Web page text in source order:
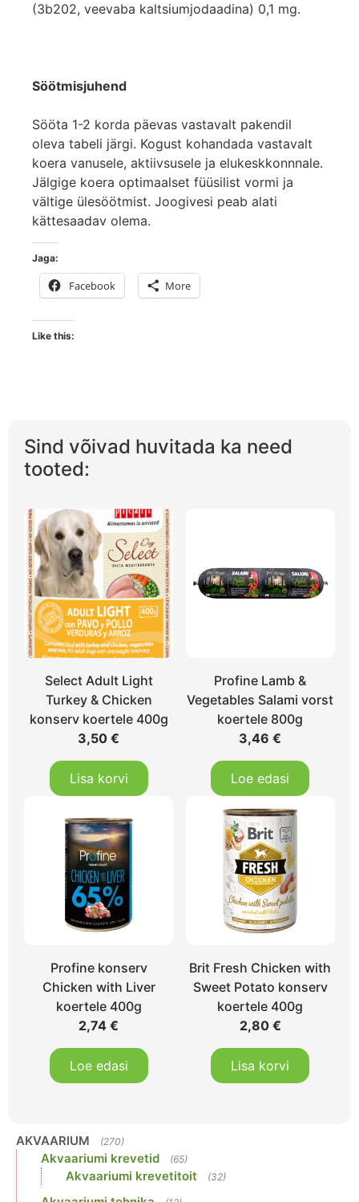
(3b202, veevaba kaltsiumjodaadina) 0,1 mg.
Söötmisjuhend
Sööta 1-2 korda päevas vastavalt pakendil
oleva tabeli järgi. Kogust kohandada vastavalt
koera vanusele, aktiivsusele ja elukeskkonnnale.
Jälgige koera optimaalset füüsilist vormi ja
vältige ülesöötmist. Joogivesi peab alati
kättesaadav olema.
Jaga:
Facebook More
Like this:
Sind võivad huvitada ka need
tooted:
Select Adult Light
Turkey & Chicken
konserv koertele 400g
3,50€
Lisa korvi
Profine Lamb &
Vegetables Salami vorst
koertele 800g
3,46€
Loe edasi
Profine konserv
Chicken with Liver
koertele 400g
2,74€
Loe edasi
Brit Fresh Chicken with
Sweet Potato konserv
koertele 400g
2,80 €
Lisa korvi
AKVAARIUM (270)
Akvaariumi krevetid (65)
Akvaariumi krevetitoit (32)